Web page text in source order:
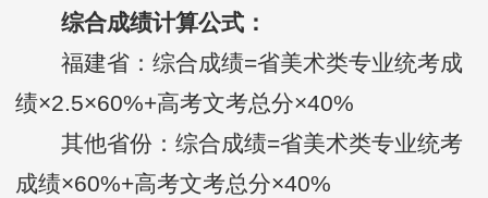
综合成绩计算公式：
福建省：综合成绩=省美术类专业统考成
绩×2.5×60%+高考文考总分×40%
其他省份：综合成绩=省美术类专业统考
成绩×60%+高考文考总分×40%